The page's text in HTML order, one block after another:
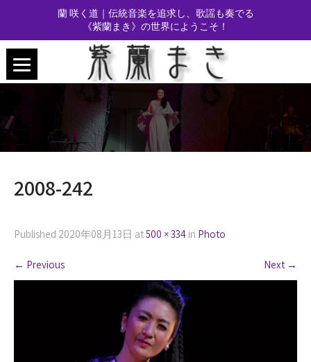
蘭 咲く道｜伝統音楽を追求し、歌謡も奏でる
《紫蘭まき》の世界にようこそ！
2008-242
Published 2020年08月13日 at500 × 334 in Photo
← Previous Next →